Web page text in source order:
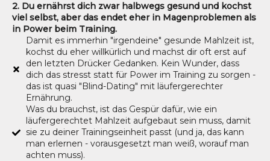
2. Du ernährst dich zwar halbwegs gesund und kochst
viel selbst, aber das endet eher in Magenproblemen als
in Power beim Training.
Damit es immerhin "irgendeine" gesunde Mahlzeit ist,
kochst du eher willkürlich und machst dir oft erst auf
den letzten Drücker Gedanken. Kein Wunder, dass
dich das stresst statt für Power im Training zu sorgen -
das ist quasi "Blind-Dating" mit läufergerechter
Ernährung.
Was du brauchst, ist das Gespür dafür, wie ein
läufergerechtet Mahlzeit aufgebaut sein muss, damit
sie zu deiner Trainingseinheit passt (und ja, das kann
man erlernen - vorausgesetzt man weiß, worauf man
achten muss).